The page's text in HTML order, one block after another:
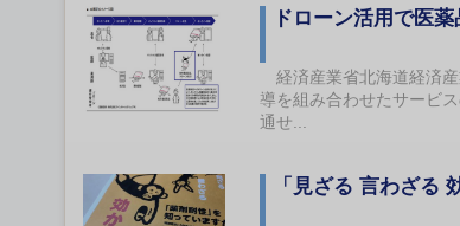
ドローン活用で医
経済産業省北海道経済産
導を組み合わせたサービ
通せ...
「見ざる 言わざる